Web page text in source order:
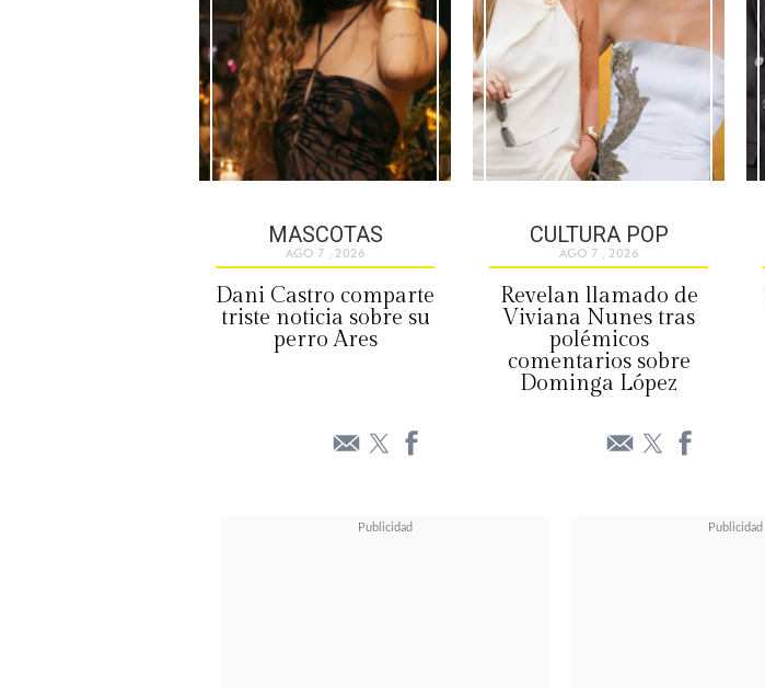
MASCOTAS
AGO 7 , 2026
Dani Castro comparte
triste noticia sobre su
perro Ares
CULTURA POP
AGO 7 , 2026
Revelan llamado de
Viviana Nunes tras
polémicos
comentarios sobre
Dominga López